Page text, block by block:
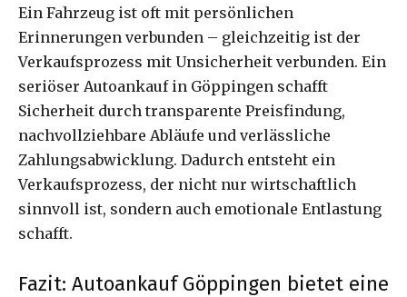
Ein Fahrzeug ist oft mit persönlichen
Erinnerungen verbunden – gleichzeitig ist der
Verkaufsprozess mit Unsicherheit verbunden. Ein
seriöser Autoankauf in Göppingen schafft
Sicherheit durch transparente Preisfindung,
nachvollziehbare Abläufe und verlässliche
Zahlungsabwicklung. Dadurch entsteht ein
Verkaufsprozess, der nicht nur wirtschaftlich
sinnvoll ist, sondern auch emotionale Entlastung
schafft.
Fazit: Autoankauf Göppingen bietet eine